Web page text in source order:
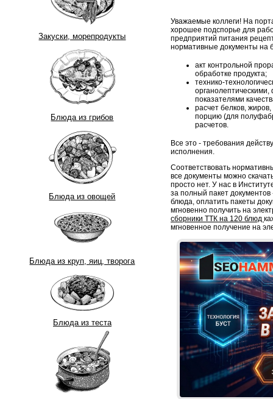
Закуски, морепродукты
Блюда из грибов
Блюда из овощей
Блюда из круп, яиц, творога
Блюда из теста
Уважаемые коллеги! На
хорошее подспорье для
предприятий питания
нормативные документы на
акт контрольной
обработке продукта;
технико-
показателями
расчет белков,
порцию (для
расчетов.
Все это - требования
исполнения.
Соответствовать
все документы можно
просто нет. У нас в
за полный пакет
блюда, оплатить пакеты
мгновенно получить на
сборники ТТК на 120 блюд
мгновенное получение на